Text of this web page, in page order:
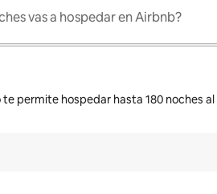
vas a hospedar en Airbnb?
te permite hospedar hasta 180 noches al